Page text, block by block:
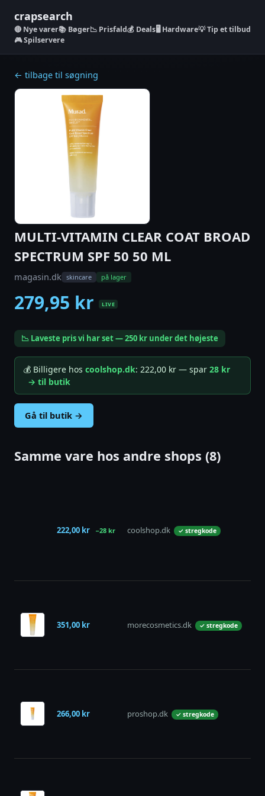
crapsearch
Nye varer📚 Bøger📉 Prisfald💰 Deals🖥️ Hardware💡 Tip et tilbud
🎮 Spilservere
← tilbage til søgning
MULTI-VITAMIN CLEAR COAT BROAD
SPECTRUM SPF 50 50 ML
magasin.dk skincare på lager
279,95 kr LIVE
📉 Laveste pris vi har set — 250 kr under det højeste
💰 Billigere hos coolshop.dk: 222,00 kr — spar 28 kr
→ til butik
Gå til butik →
Samme vare hos andre shops (8)
222,00 kr −28 kr coolshop.dk ✓ stregkode
351,00 kr morecosmetics.dk ✓ stregkode
266,00 kr proshop.dk ✓ stregkode